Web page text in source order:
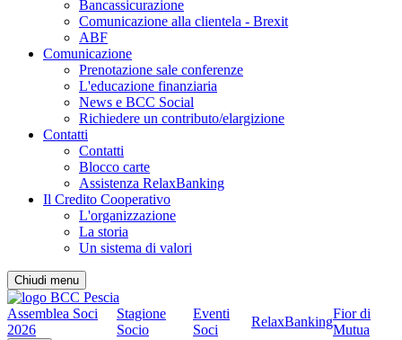
Bancassicurazione
Comunicazione alla clientela - Brexit
ABF
Comunicazione
Prenotazione sale conferenze
L'educazione finanziaria
News e BCC Social
Richiedere un contributo/elargizione
Contatti
Contatti
Blocco carte
Assistenza RelaxBanking
Il Credito Cooperativo
L'organizzazione
La storia
Un sistema di valori
Chiudi menu
Assemblea Soci
2026
Stagione
Socio
Eventi
Soci
RelaxBanking
Fior di
Mutua